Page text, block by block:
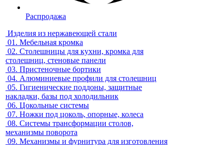
Распродажа
Изделия из нержавеющей стали
01. Мебельная кромка
02. Столешницы для кухни, кромка для
столешниц, стеновые панели
03. Пристеночные бортики
04. Алюминиевые профили для столешниц
05. Гигиенические поддоны, защитные
накладки, базы под холодильник
06. Цокольные системы
07. Ножки под цоколь, опорные, колеса
08. Системы трансформации столов,
механизмы поворота
09. Механизмы и фурнитура для изготовления